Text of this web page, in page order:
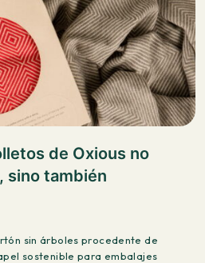
de Oxious no
sino también
sin árboles procedente de
sostenible para embalajes